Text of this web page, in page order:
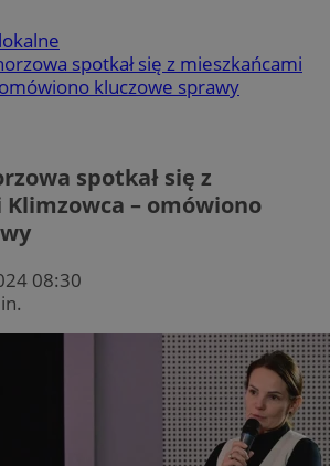
spotkał się z mieszkańcami
kluczowe sprawy
spotkał się z
– omówiono
08:30